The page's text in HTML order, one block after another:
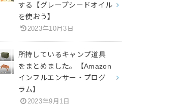
する【グレープシードオイル
を使おう】
2023年10月3日
所持しているキャンプ道具
をまとめました。【Amazon
インフルエンサー・プログ
ラム】
2023年9月1日